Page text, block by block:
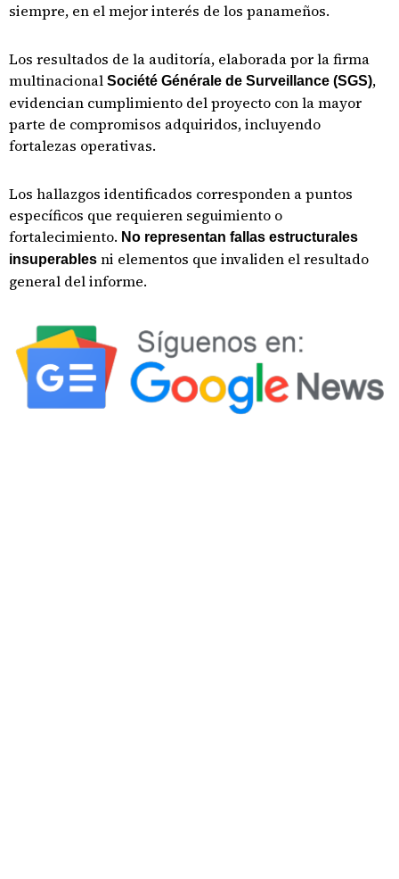
siempre, en el mejor interés de los panameños.
Los resultados de la auditoría, elaborada por la firma
multinacional Société Générale de Surveillance (SGS),
evidencian cumplimiento del proyecto con la mayor
parte de compromisos adquiridos, incluyendo
fortalezas operativas.
Los hallazgos identificados corresponden a puntos
específicos que requieren seguimiento o
fortalecimiento. No representan fallas estructurales
insuperables ni elementos que invaliden el resultado
general del informe.